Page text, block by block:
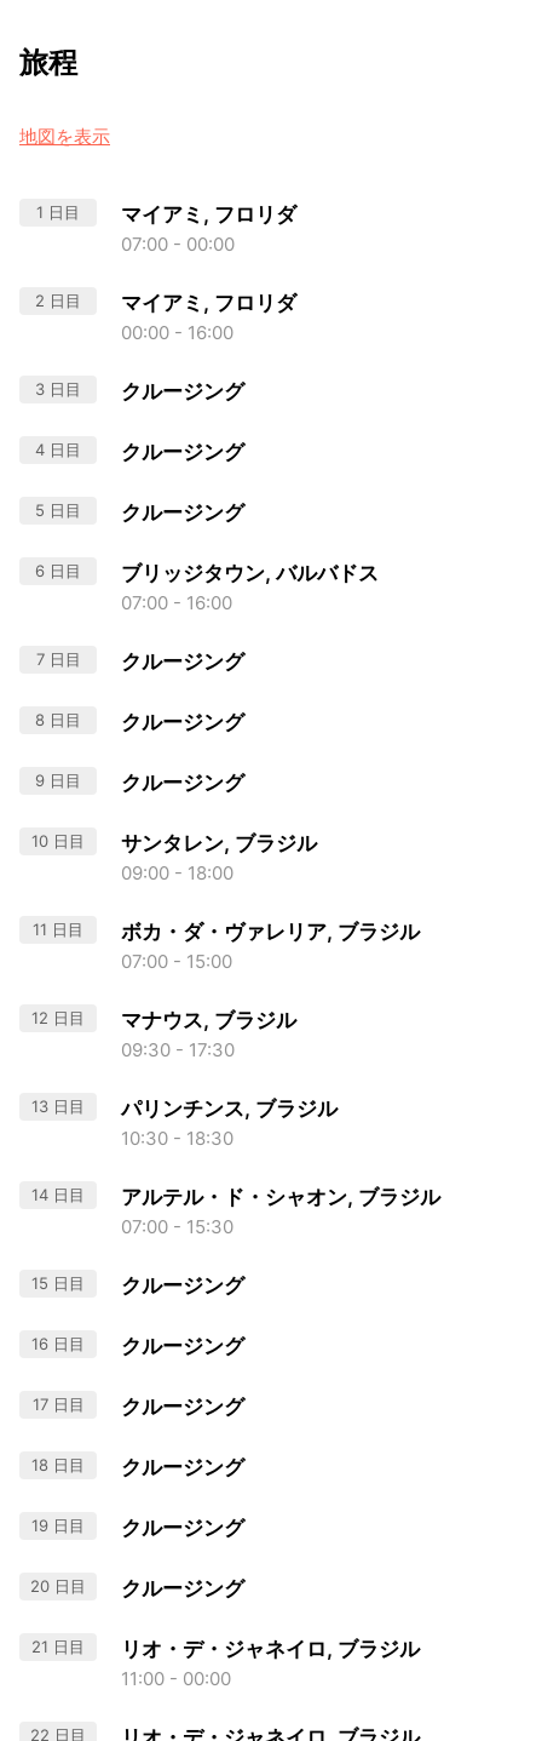
旅程
地図を表示
1 日目 マイアミ, フロリダ
07:00 - 00:00
2 日目 マイアミ, フロリダ
00:00 - 16:00
3 日目 クルージング
4 日目 クルージング
5 日目 クルージング
6 日目 ブリッジタウン, バルバドス
07:00 - 16:00
7 日目 クルージング
8 日目 クルージング
9 日目 クルージング
10 日目 サンタレン, ブラジル
09:00 - 18:00
11 日目 ボカ・ダ・ヴァレリア, ブラジル
07:00 - 15:00
12 日目 マナウス, ブラジル
09:30 - 17:30
13 日目 パリンチンス, ブラジル
10:30 - 18:30
14 日目 アルテル・ド・シャオン, ブラジル
07:00 - 15:30
15 日目 クルージング
16 日目 クルージング
17 日目 クルージング
18 日目 クルージング
19 日目 クルージング
20 日目 クルージング
21 日目 リオ・デ・ジャネイロ, ブラジル
11:00 - 00:00
22 日目